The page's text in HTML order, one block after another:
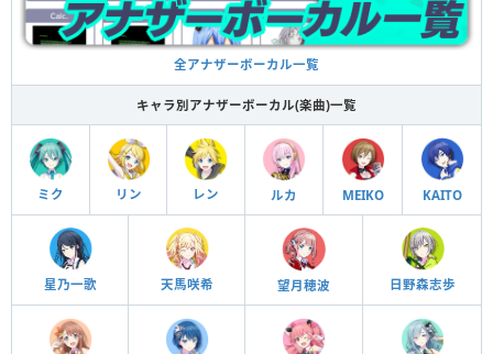
全アナザーボーカル一覧
キャラ別アナザーボーカル(楽曲)一覧
ミク リン レン ルカ MEIKO KAITO
星乃一歌 天馬咲希 望月穂波 日野森志歩